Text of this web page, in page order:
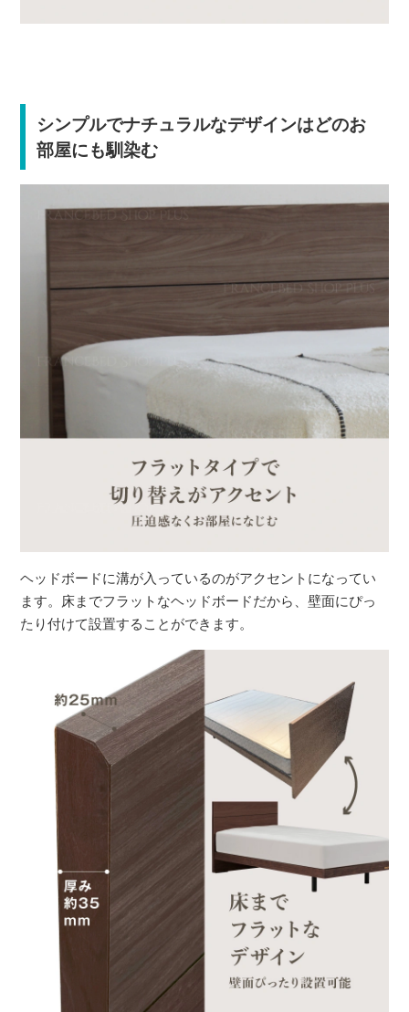
シンプルでナチュラルなデザインはどのお
部屋にも馴染む
ヘッドボードに溝が入っているのがアクセントになってい
ます。床までフラットなヘッドボードだから、壁面にぴっ
たり付けて設置することができます。